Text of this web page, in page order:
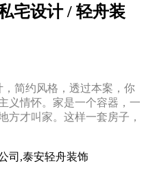
宅设计 / 轻舟装
简约风格，透过本案，你
义情怀。家是一个容器，一
方才叫家。这样一套房子，